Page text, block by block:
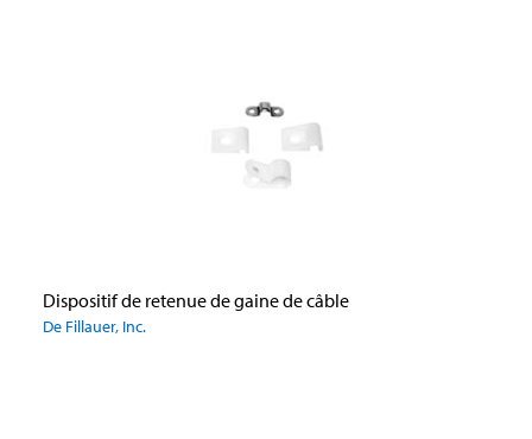
Dispositif de retenue de gaine de câble
De Fillauer, Inc.